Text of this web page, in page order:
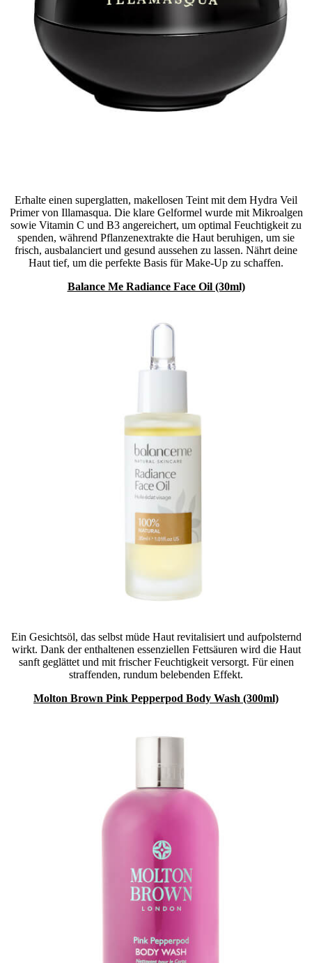
Erhalte einen superglatten, makellosen Teint mit dem Hydra Veil
Primer von Illamasqua. Die klare Gelformel wurde mit Mikroalgen
sowie Vitamin C und B3 angereichert, um optimal Feuchtigkeit zu
spenden, während Pflanzenextrakte die Haut beruhigen, um sie
frisch, ausbalanciert und gesund aussehen zu lassen. Nährt deine
Haut tief, um die perfekte Basis für Make-Up zu schaffen.
Balance Me Radiance Face Oil (30ml)
Ein Gesichtsöl, das selbst müde Haut revitalisiert und aufpolsternd
wirkt. Dank der enthaltenen essenziellen Fettsäuren wird die Haut
sanft geglättet und mit frischer Feuchtigkeit versorgt. Für einen
straffenden, rundum belebenden Effekt.
Molton Brown Pink Pepperpod Body Wash (300ml)